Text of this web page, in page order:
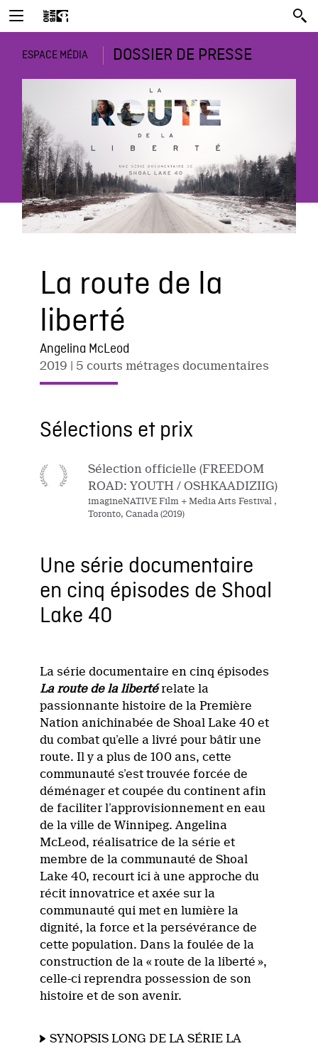
ESPACE MÉDIA DOSSIER DE PRESSE
La route de la
liberté
Angelina McLeod
2019 | 5 courts métrages documentaires
Sélections et prix
Sélection officielle (FREEDOM
ROAD: YOUTH / OSHKAADIZIIG)
imagineNATIVE Film + Media Arts Festival ,
Toronto, Canada (2019)
Une série documentaire
en cinq épisodes de Shoal
Lake 40
La série documentaire en cinq épisodes
La route de la libertérelate la
passionnante histoire de la Première
Nation anichinabée de Shoal Lake 40 et
du combat qu’elle a livré pour bâtir une
route. Il y a plus de 100 ans, cette
communauté s’est trouvée forcée de
déménager et coupée du continent afin
de faciliter l’approvisionnement en eau
de la ville de Winnipeg. Angelina
McLeod, réalisatrice de la série et
membre de la communauté de Shoal
Lake 40, recourt ici à une approche du
récit innovatrice et axée sur la
communauté qui met en lumière la
dignité, la force et la persévérance de
cette population. Dans la foulée de la
construction de la « route de la liberté »,
celle-ci reprendra possession de son
histoire et de son avenir.
SYNOPSIS LONG DE LA SÉRIE LA